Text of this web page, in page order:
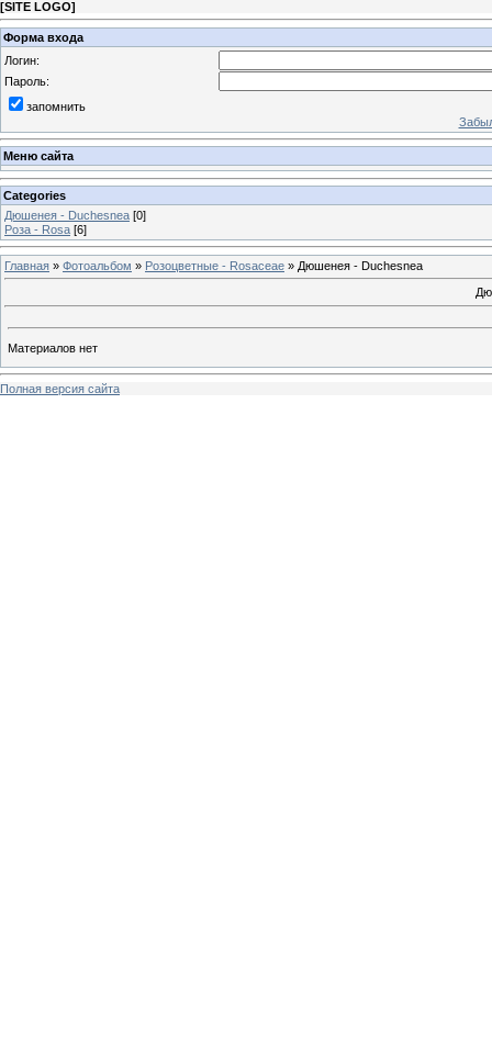
[SITE LOGO]
Форма входа
Логин:
Пароль:
запомнить
Меню сайта
Categories
Дюшенея - Duchesnea [0]
Роза - Rosa [6]
Главная » Фотоальбом » Розоцветные - Rosaceae » Дюшенея - Duchesnea
Материалов нет
Полная версия сайта